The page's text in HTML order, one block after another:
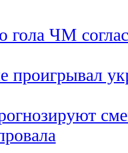
гола ЧМ
проигрывал